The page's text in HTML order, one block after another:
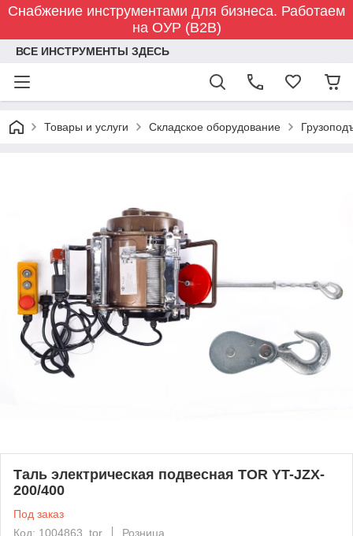
Снабжение инструментами для бизнеса. Работаем
на ОУР (B2B)
ВСЕ ИНСТРУМЕНТЫ ЗДЕСЬ
Товары и услуги Складское оборудование
Таль электрическая подвесная TOR YT-JZX-
200/400
Под заказ
Код: 1004863_tor
Розница